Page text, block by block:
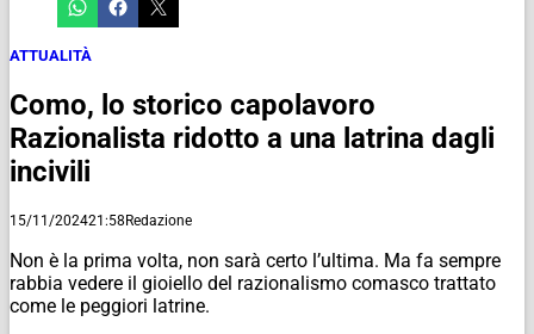
ATTUALITÀ
Como, lo storico capolavoro
Razionalista ridotto a una latrina dagli
incivili
15/11/202421:58Redazione
Non è la prima volta, non sarà certo l’ultima. Ma fa sempre
rabbia vedere il gioiello del razionalismo comasco trattato
come le peggiori latrine.